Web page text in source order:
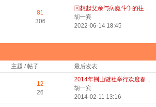
81
306
回想起父亲与病魔斗争的往 ..
胡一宾
2022-06-14 18:45
主题 / 帖子
最后发表
12
26
2014年荆山谜社举行欢度春 ..
胡一宾
2014-02-11 13:16